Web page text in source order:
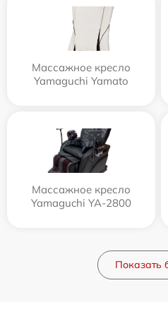
Массажное кресло
Yamaguchi Yamato
Массажное кресло
Yamaguchi YA-2800
Показать